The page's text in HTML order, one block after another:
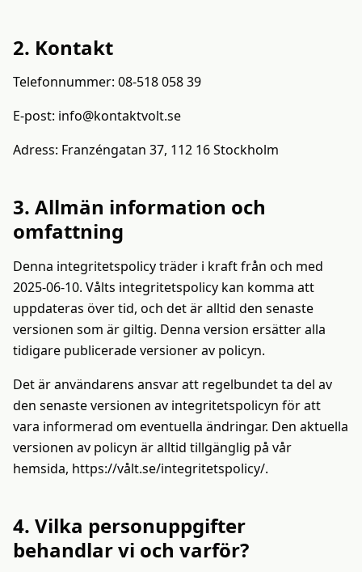
2. Kontakt
Telefonnummer: 08-518 058 39
E-post: info@kontaktvolt.se
Adress: Franzéngatan 37, 112 16 Stockholm
3. Allmän information och
omfattning
Denna integritetspolicy träder i kraft från och med
2025-06-10. Vålts integritetspolicy kan komma att
uppdateras över tid, och det är alltid den senaste
versionen som är giltig. Denna version ersätter alla
tidigare publicerade versioner av policyn.
Det är användarens ansvar att regelbundet ta del av
den senaste versionen av integritetspolicyn för att
vara informerad om eventuella ändringar. Den aktuella
versionen av policyn är alltid tillgänglig på vår
hemsida, https://vålt.se/integritetspolicy/.
4. Vilka personuppgifter
behandlar vi och varför?